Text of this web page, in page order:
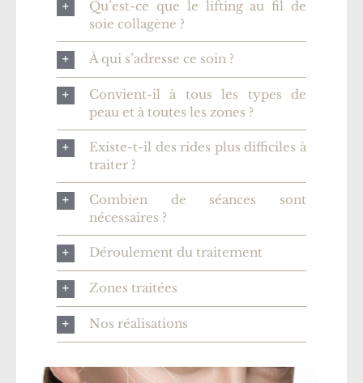
Qu’est-ce que le lifting au fil de
soie collagène ?
À qui s’adresse ce soin ?
Convient-il à tous les types de
peau et à toutes les zones ?
Existe-t-il des rides plus difficiles à
traiter ?
Combien de séances sont
nécessaires ?
Déroulement du traitement
Zones traitées
Nos réalisations